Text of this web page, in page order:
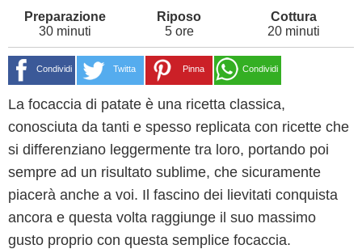
30 minuti 5 ore 20 minuti
Condividi Twitta Pinna Condividi
La focaccia di patate è una ricetta classica,
conosciuta da tanti e spesso replicata con ricette che
si differenziano leggermente tra loro, portando poi
sempre ad un risultato sublime, che sicuramente
piacerà anche a voi. Il fascino dei lievitati conquista
ancora e questa volta raggiunge il suo massimo
gusto proprio con questa semplice focaccia.